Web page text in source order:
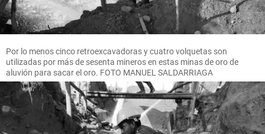
Por lo menos cinco retroexcavadoras y cuatro volquetas son
utilizadas por más de sesenta mineros en estas minas de oro de
aluvión para sacar el oro. FOTO MANUEL SALDARRIAGA